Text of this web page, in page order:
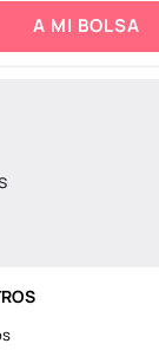
A MI BOLSA